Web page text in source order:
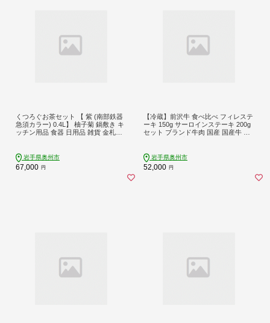
くつろぐお茶セット 【 紫 (南部鉄器
急須カラー) 0.4L】 柚子菊 鍋敷き キ
ッチン用品 食器 日用品 雑貨 金札饅
6] 岩手県奥州市
67,000 円
【冷蔵】前沢牛 食べ比べ フィレステ
ーキ 150g サーロインステーキ 200g
セット ブランド牛肉 国産 国産牛 牛
送不可 [U0200]
岩手県奥州市
52,000 円